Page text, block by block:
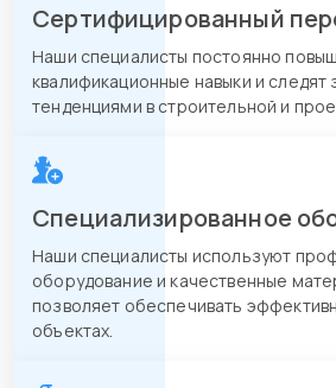
Сертифицированный
Наши специалисты постоянно
квалификационные навыки и
тенденциями в строительной и
Специализированное
Наши специалисты используют
оборудование и качественные
позволяет обеспечивать
объектах.